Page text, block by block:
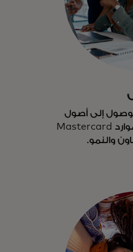
إلى أصول
ومنتجات وخدمات وموارد Mastercard
والنمو.